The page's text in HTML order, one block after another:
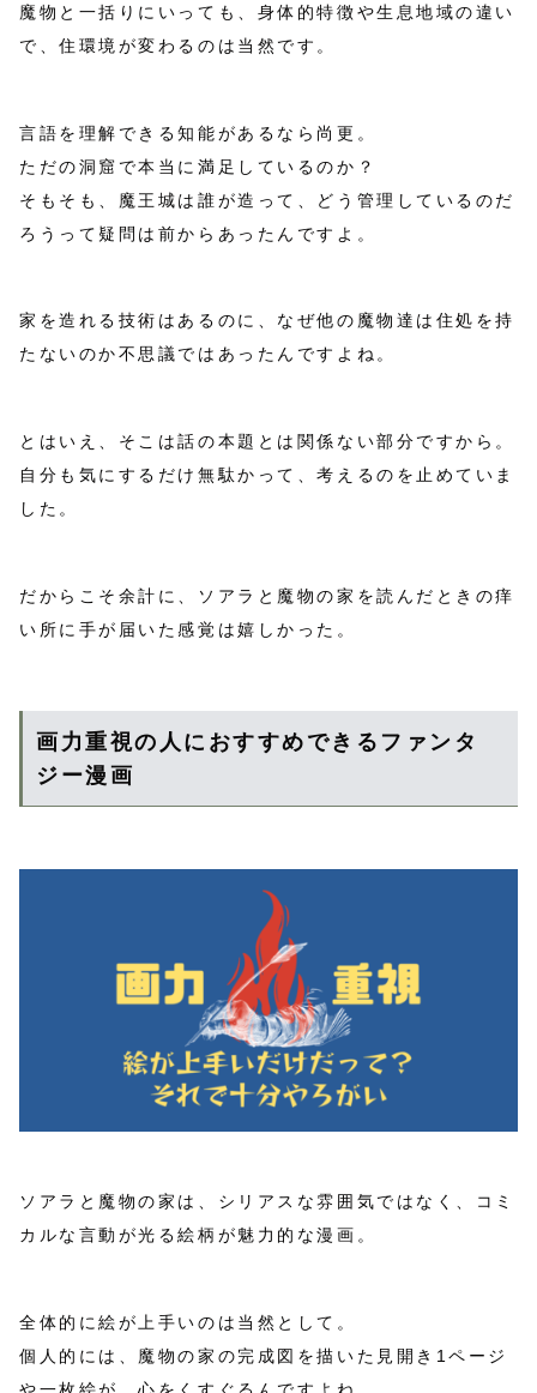
魔物と一括りにいっても、身体的特徴や生息地域の違い
で、住環境が変わるのは当然です。
言語を理解できる知能があるなら尚更。
ただの洞窟で本当に満足しているのか？
そもそも、魔王城は誰が造って、どう管理しているのだ
ろうって疑問は前からあったんですよ。
家を造れる技術はあるのに、なぜ他の魔物達は住処を持
たないのか不思議ではあったんですよね。
とはいえ、そこは話の本題とは関係ない部分ですから。
自分も気にするだけ無駄かって、考えるのを止めていま
した。
だからこそ余計に、ソアラと魔物の家を読んだときの痒
い所に手が届いた感覚は嬉しかった。
画力重視の人におすすめできるファンタ
ジー漫画
ソアラと魔物の家は、シリアスな雰囲気ではなく、コミ
カルな言動が光る絵柄が魅力的な漫画。
全体的に絵が上手いのは当然として。
個人的には、魔物の家の完成図を描いた見開き1ページ